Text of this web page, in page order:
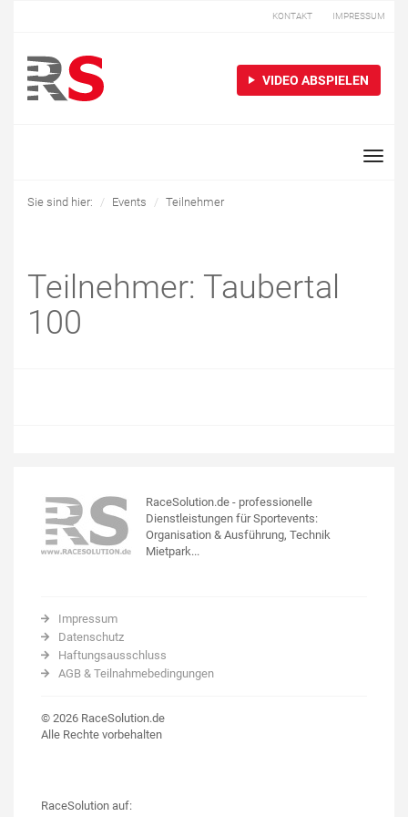
KONTAKT IMPRESSUM
VIDEO ABSPIELEN
Toggle
Sie sind hier: Events Teilnehmer
Teilnehmer: Taubertal
100
RaceSolution.de - professionelle
Dienstleistungen für Sportevents:
Organisation & Ausführung, Technik
Mietpark...
Impressum
Datenschutz
Haftungsausschluss
AGB & Teilnahmebedingungen
© 2026 RaceSolution.de
Alle Rechte vorbehalten
RaceSolution auf: